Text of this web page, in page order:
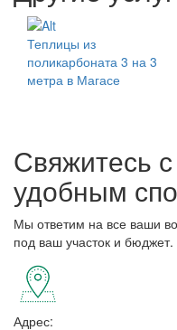
Теплицы из
поликарбоната 3 на 3
метра в Магасе
Свяжитесь
удобным
Мы ответим на все ваши
под ваш участок и бюджет.
Адрес: